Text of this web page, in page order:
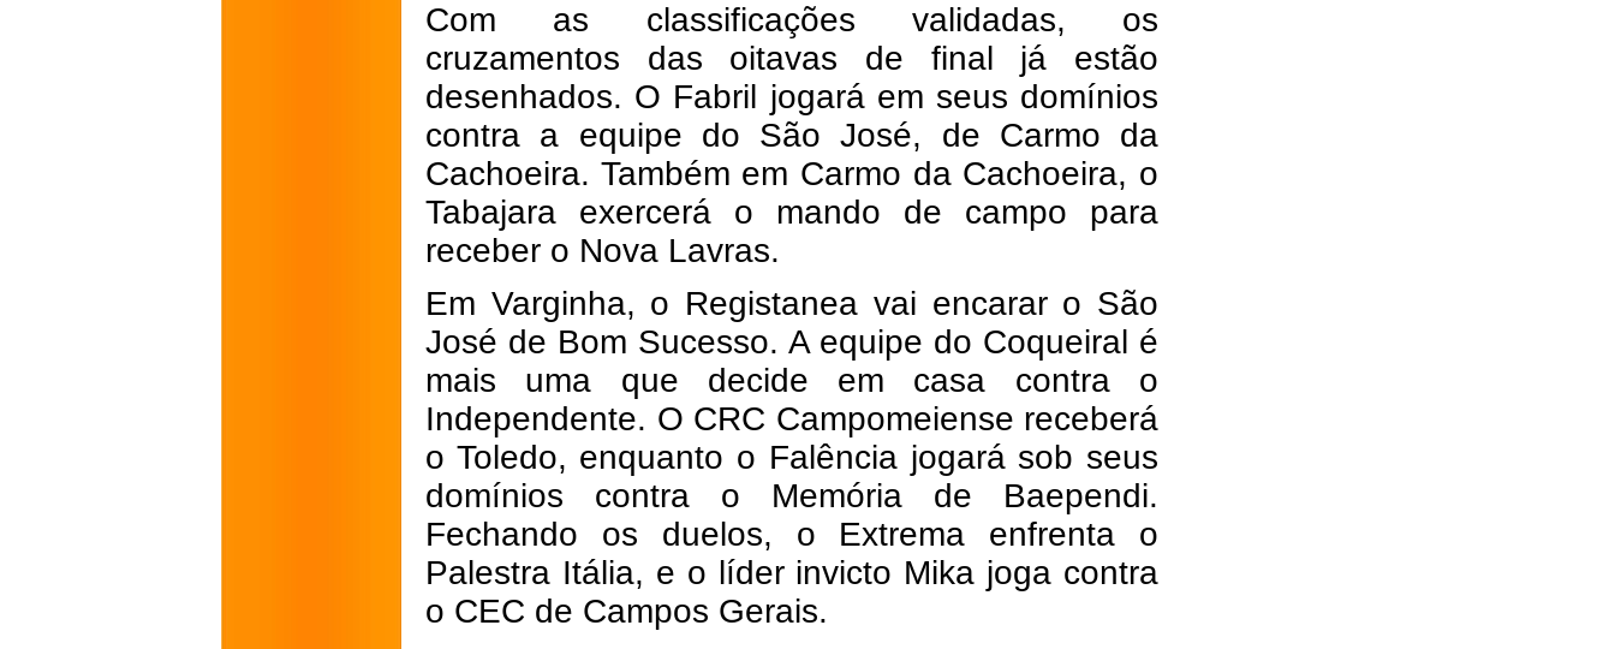
Com as classificações validadas, os
cruzamentos das oitavas de final já estão
desenhados. O Fabril jogará em seus domínios
contra a equipe do São José, de Carmo da
Cachoeira. Também em Carmo da Cachoeira, o
Tabajara exercerá o mando de campo para
receber o Nova Lavras.
Em Varginha, o Registanea vai encarar o São
José de Bom Sucesso. A equipe do Coqueiral é
mais uma que decide em casa contra o
Independente. O CRC Campomeiense receberá
o Toledo, enquanto o Falência jogará sob seus
domínios contra o Memória de Baependi.
Fechando os duelos, o Extrema enfrenta o
Palestra Itália, e o líder invicto Mika joga contra
o CEC de Campos Gerais.